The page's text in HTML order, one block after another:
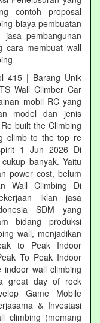
contoh proposal
biaya pembuatan
pembangunan
cara membuat wall
415 | Barang Unik
Wall Climber Car
mobil RC yang
model dan jenis
built the Climbing
climb to the top re
1 Jun 2026 Di
banyak. Yaitu
power cost, belum
Wall Climbing Di
iklan jasa
SDM yang
bidang produksi
wall, menjadikan
to Peak Indoor
To Peak Indoor
wall climbing
great day of rock
Game Mobile
& Investasi
climbing (memang